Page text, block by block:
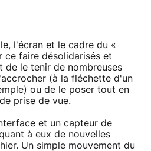
l'écran et le cadre du «
ce faire désolidarisés et
de le tenir de nombreuses
(à la fléchette d'un
ou de le poser tout en
prise de vue.
et un capteur de
à eux de nouvelles
Un simple mouvement du